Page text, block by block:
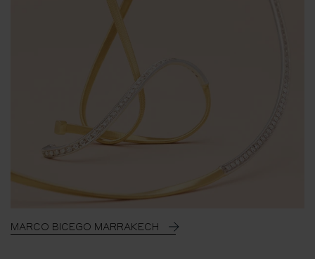
MARCO BICEGO MARRAKECH